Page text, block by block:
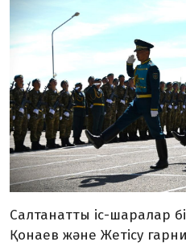
Салтанатты іс-шаралар
Қонаев және Жетісу